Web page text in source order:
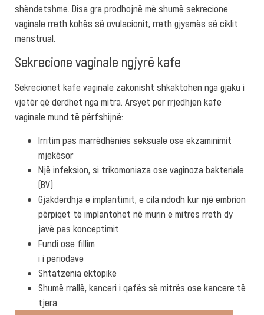
shëndetshme. Disa gra prodhojnë më shumë sekrecione
vaginale rreth kohës së ovulacionit, rreth gjysmës së ciklit
menstrual.
Sekrecione vaginale ngjyrë kafe
Sekrecionet kafe vaginale zakonisht shkaktohen nga gjaku i
vjetër që derdhet nga mitra. Arsyet për rrjedhjen kafe
vaginale mund të përfshijnë:
Irritim pas marrëdhënies seksuale ose ekzaminimit
mjekësor
Një infeksion, si trikomoniaza ose vaginoza bakteriale
(BV)
Gjakderdhja e implantimit, e cila ndodh kur një embrion
përpiqet të implantohet në murin e mitrës rreth dy
javë pas konceptimit
Fundi ose fillim
i i periodave
Shtatzënia ektopike
Shumë rrallë, kanceri i qafës së mitrës ose kancere të
tjera